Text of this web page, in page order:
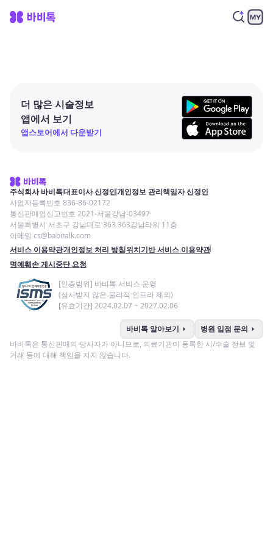
더 많은 시술정보
앱에서 보기
앱스토어에서 다운받기
주식회사 바비톡대표이사 신정인개인정보 관리책임자 신정인
사업자등록번호 836-86-02172
통신판매업신고번호 2021-서울강남-03497
서울특별시 서초구 강남대로 363 363강남타워 11층
이메일 cs@babitalk.com
서비스 이용약관개인정보 처리 방침위치기반 서비스 이용약관
명예훼손 게시중단 요청
[인증범위] 바비톡 서비스 운영
(심사받지 않은 물리적 인프라 제외)
[유효기간] 2024.02.07 ~ 2027.02.06
바비톡 알아보기 arrow_right 병원 입점 문의 arrow_right
바비톡은 통신판매의 당사자가 아니므로, 의료기관이 등록한 시/수술 정보 및
거래 등에 대해 책임을 지지 않습니다.